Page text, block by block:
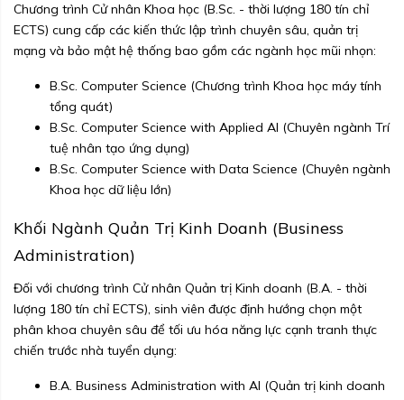
Chương trình Cử nhân Khoa học (B.Sc. - thời lượng 180 tín chỉ
ECTS) cung cấp các kiến thức lập trình chuyên sâu, quản trị
mạng và bảo mật hệ thống bao gồm các ngành học mũi nhọn:
B.Sc. Computer Science (Chương trình Khoa học máy tính
tổng quát)
B.Sc. Computer Science with Applied AI (Chuyên ngành Trí
tuệ nhân tạo ứng dụng)
B.Sc. Computer Science with Data Science (Chuyên ngành
Khoa học dữ liệu lớn)
Khối Ngành Quản Trị Kinh Doanh (Business
Administration)
Đối với chương trình Cử nhân Quản trị Kinh doanh (B.A. - thời
lượng 180 tín chỉ ECTS), sinh viên được định hướng chọn một
phân khoa chuyên sâu để tối ưu hóa năng lực cạnh tranh thực
chiến trước nhà tuyển dụng:
B.A. Business Administration with AI (Quản trị kinh doanh